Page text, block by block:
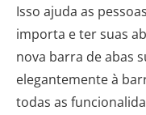
Isso ajuda as
importa e ter suas
nova barra de abas
elegantemente à
todas as